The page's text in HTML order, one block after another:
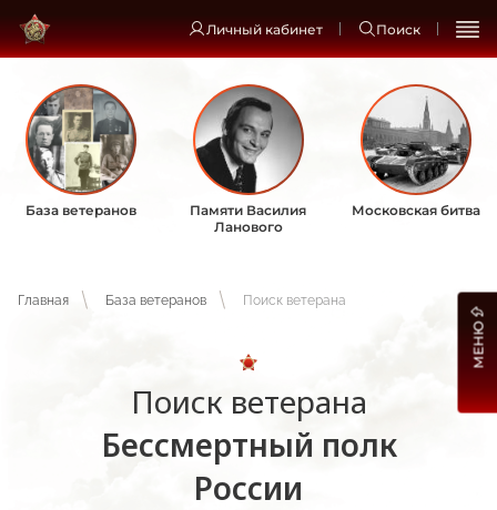
Личный кабинет Поиск
База ветеранов
Памяти Василия
Ланового
Московская битва
Главная База ветеранов Поиск ветерана
Поиск ветерана
Бессмертный полк
России
МЕНЮ